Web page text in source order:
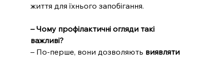
життя для їхнього запобігання.
– Чому профілактичні огляди такі
важливі?
– По-перше, вони дозволяють виявляти